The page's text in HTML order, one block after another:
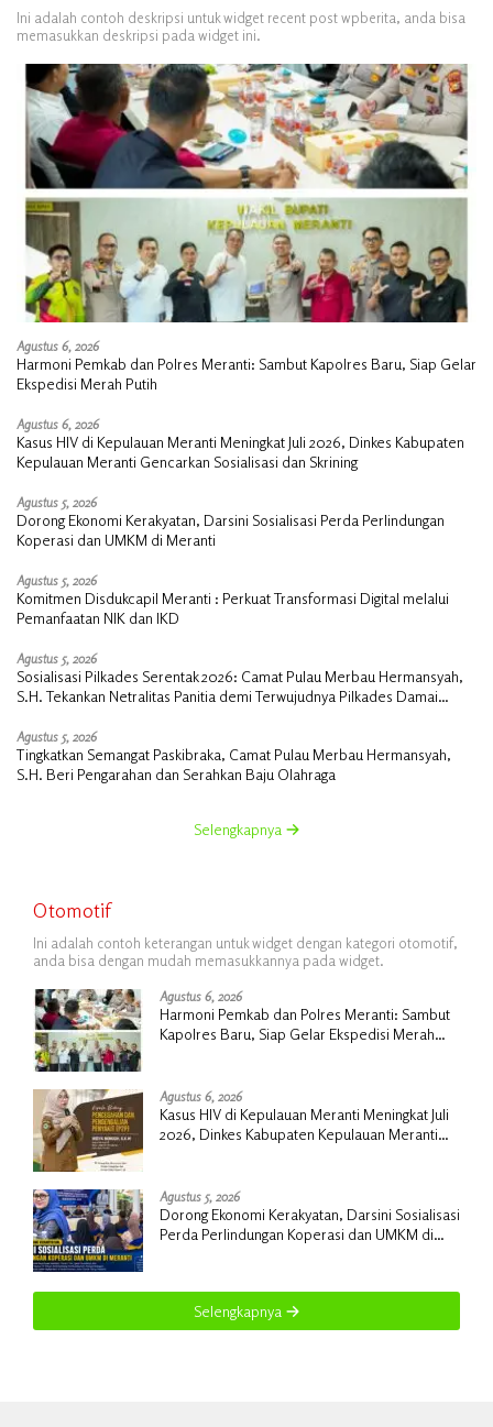
Ini adalah contoh deskripsi untuk widget recent post wpberita, anda bisa
memasukkan deskripsi pada widget ini.
Agustus 6, 2026
Harmoni Pemkab dan Polres Meranti: Sambut Kapolres Baru, Siap Gelar
Ekspedisi Merah Putih
Agustus 6, 2026
Kasus HIV di Kepulauan Meranti Meningkat Juli 2026, Dinkes Kabupaten
Kepulauan Meranti Gencarkan Sosialisasi dan Skrining
Agustus 5, 2026
Dorong Ekonomi Kerakyatan, Darsini Sosialisasi Perda Perlindungan
Koperasi dan UMKM di Meranti
Agustus 5, 2026
Komitmen Disdukcapil Meranti : Perkuat Transformasi Digital melalui
Pemanfaatan NIK dan IKD
Agustus 5, 2026
Sosialisasi Pilkades Serentak 2026: Camat Pulau Merbau Hermansyah,
S.H. Tekankan Netralitas Panitia demi Terwujudnya Pilkades Damai
Agustus 5, 2026
Tingkatkan Semangat Paskibraka, Camat Pulau Merbau Hermansyah,
S.H. Beri Pengarahan dan Serahkan Baju Olahraga
Selengkapnya
Otomotif
Ini adalah contoh keterangan untuk widget dengan kategori otomotif,
anda bisa dengan mudah memasukkannya pada widget.
Agustus 6, 2026
Harmoni Pemkab dan Polres Meranti: Sambut
Kapolres Baru, Siap Gelar Ekspedisi Merah
Agustus 6, 2026
Kasus HIV di Kepulauan Meranti Meningkat Juli
2026, Dinkes Kabupaten Kepulauan Meranti
Agustus 5, 2026
Dorong Ekonomi Kerakyatan, Darsini Sosialisasi
Perda Perlindungan Koperasi dan UMKM di
Selengkapnya